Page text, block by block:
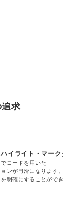
求
イライト・マーク
コードを用いた
ンが円滑になります。
明確にすることができ